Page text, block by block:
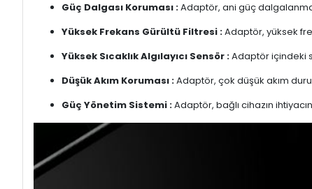
Güç Dalgası Koruması :Adaptör, ani güç
Yüksek Frekans Gürültü Filtresi :Adaptör, yüksek
Yüksek Sıcaklık Algılayıcı Sensör :Adaptör içindeki
Düşük Akım Koruması :Adaptör, çok düşük akım
Güç Yönetim Sistemi :Adaptör, bağlı cihazın